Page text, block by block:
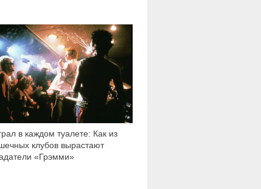
в каждом туалете: Как из
клубов вырастают
«Грэмми»
1 562